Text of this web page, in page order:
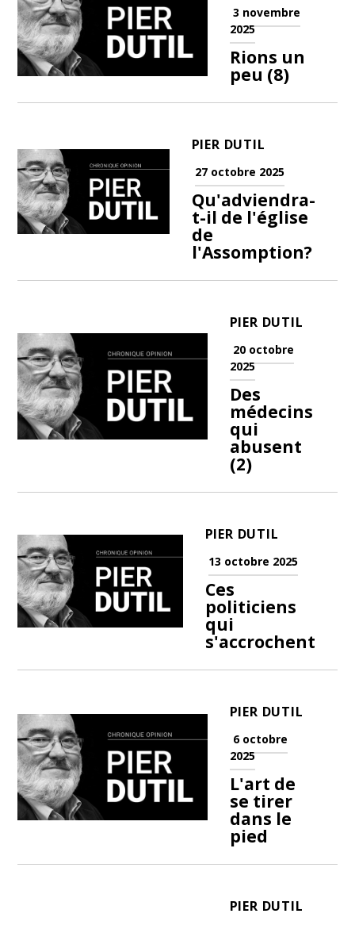
3 novembre
2025
Rions un
peu (8)
PIER DUTIL
27 octobre 2025
Qu'adviendra-
t-il de l'église
de
l'Assomption?
PIER DUTIL
20 octobre
2025
Des
médecins
qui
abusent
(2)
PIER DUTIL
13 octobre 2025
Ces
politiciens
qui
s'accrochent
PIER DUTIL
6 octobre
2025
L'art de
se tirer
dans le
pied
PIER DUTIL